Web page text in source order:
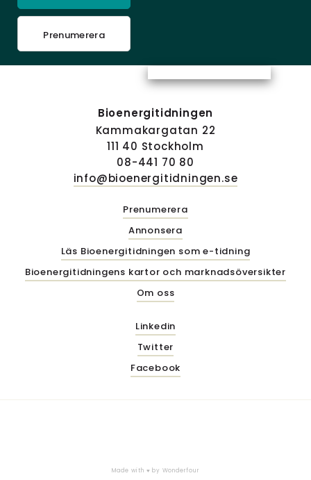
Prenumerera
Bioenergitidningen
Kammakargatan 22
111 40 Stockholm
08-441 70 80
info@bioenergitidningen.se
Prenumerera
Annonsera
Läs Bioenergitidningen som e-tidning
Bioenergitidningens kartor och marknadsöversikter
Om oss
Linkedin
Twitter
Facebook
Made with ♥ by Wonderfour